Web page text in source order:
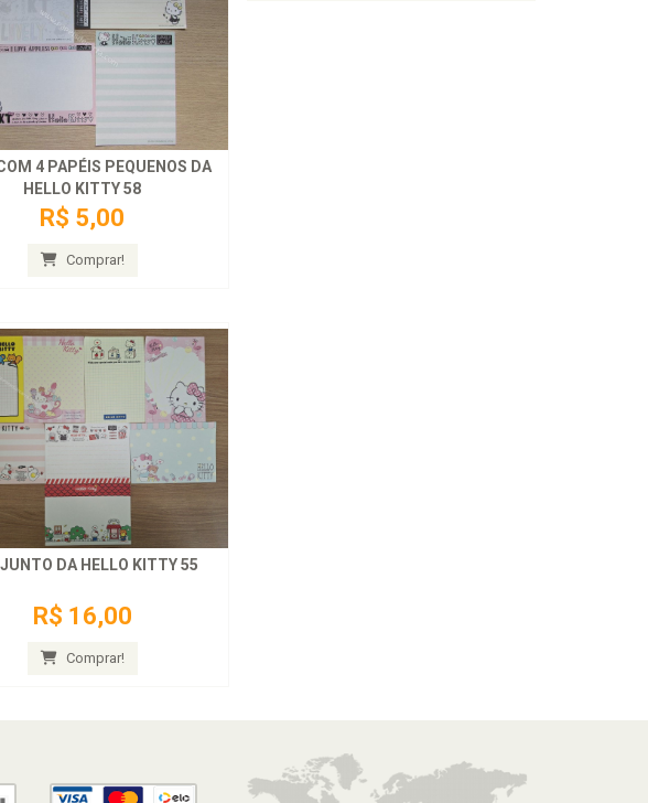
4 PAPÉIS PEQUENOS DA
HELLO KITTY 58
R$ 5,00
Comprar!
DA HELLO KITTY 55
R$ 16,00
Comprar!